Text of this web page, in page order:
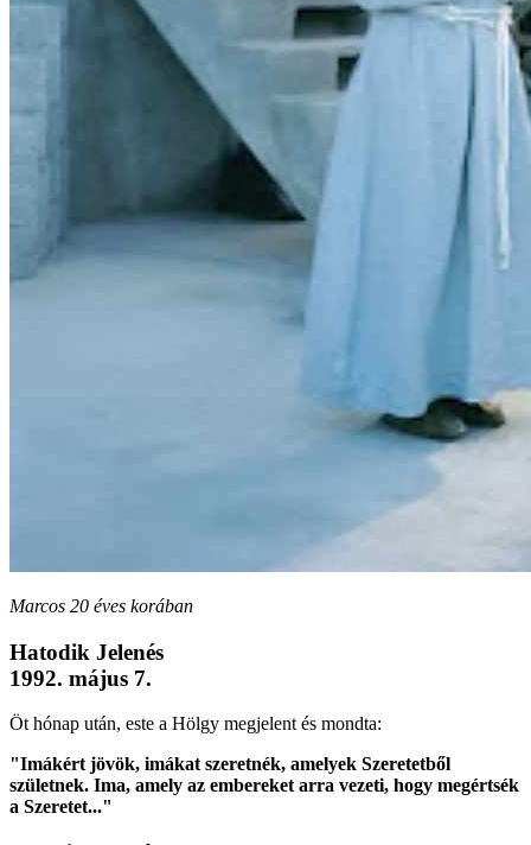
Marcos 20 éves korában
Hatodik Jelenés
1992. május 7.
Öt hónap után, este a Hölgy megjelent és mondta:
"Imákért jövök, imákat szeretnék, amelyek Szeretetből
születnek. Ima, amely az embereket arra vezeti, hogy megértsék
a Szeretet..."